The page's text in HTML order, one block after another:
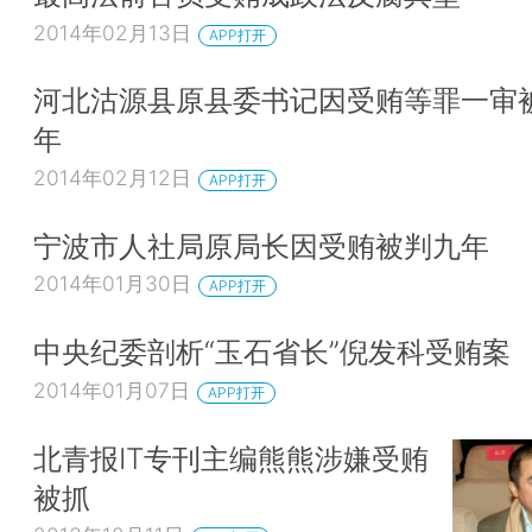
2014年02月13日 APP打开
河北沽源县原县委书记因受贿等罪一审
年
2014年02月12日 APP打开
宁波市人社局原局长因受贿被判九年
2014年01月30日 APP打开
中央纪委剖析“玉石省长”倪发科受贿案
2014年01月07日 APP打开
北青报IT专刊主编熊熊涉嫌受贿
被抓